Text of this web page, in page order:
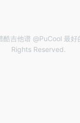
吉他谱 @PuCool 最好
Rights Reserved.